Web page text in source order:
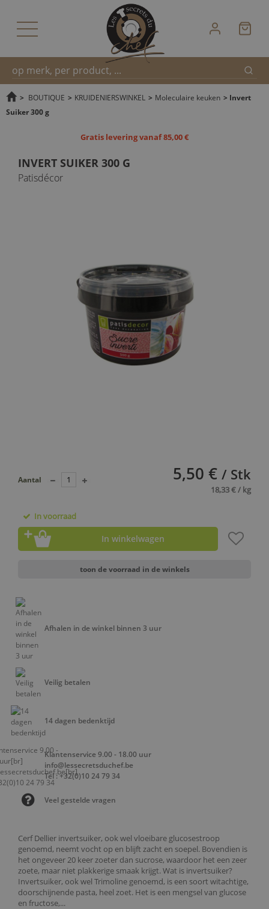
Snel
> BOUTIQUE > KRUIDENIERSWINKEL > Moleculaire keuken > Invert
Suiker 300 g
Gratis levering vanaf 85,00 €
INVERT SUIKER 300 G
Patisdécor
Cerf Dellier invertsuiker, ook wel vloeibare glucosestroop
genoemd, neemt vocht op en blijft zacht en soepel. Bovendien is
het ongeveer 20 keer zoeter dan sucrose, waardoor het een zeer
zoete, maar niet plakkerige smaak krijgt. Wat is invertsuiker?
Invertsuiker, ook wel Trimoline genoemd, is een soort witachtige,
doorschijnende pasta, heel zoet. Het is een mengsel van glucose
en fructose,...
5,50 € / Stk
18,33 € / kg
Aantal
In voorraad
In winkelwagen
toon de voorraad in de winkels
Afhalen in de winkel binnen 3 uur
Veilig betalen
14 dagen bedenktijd
Klantenservice 9.00 - 18.00 uur
info@lessecretsduchef.be
Tel : +32(0)10 24 79 34
Veel gestelde vragen